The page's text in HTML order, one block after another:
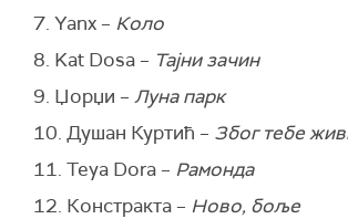
7. Yanx – Коло
8. Kat Dosa – Тајни зачин
9. Џорџи – Луна парк
10. Душан Куртић – Због тебе
11. Teya Dora – Рамонда
12. Констракта – Ново, боље